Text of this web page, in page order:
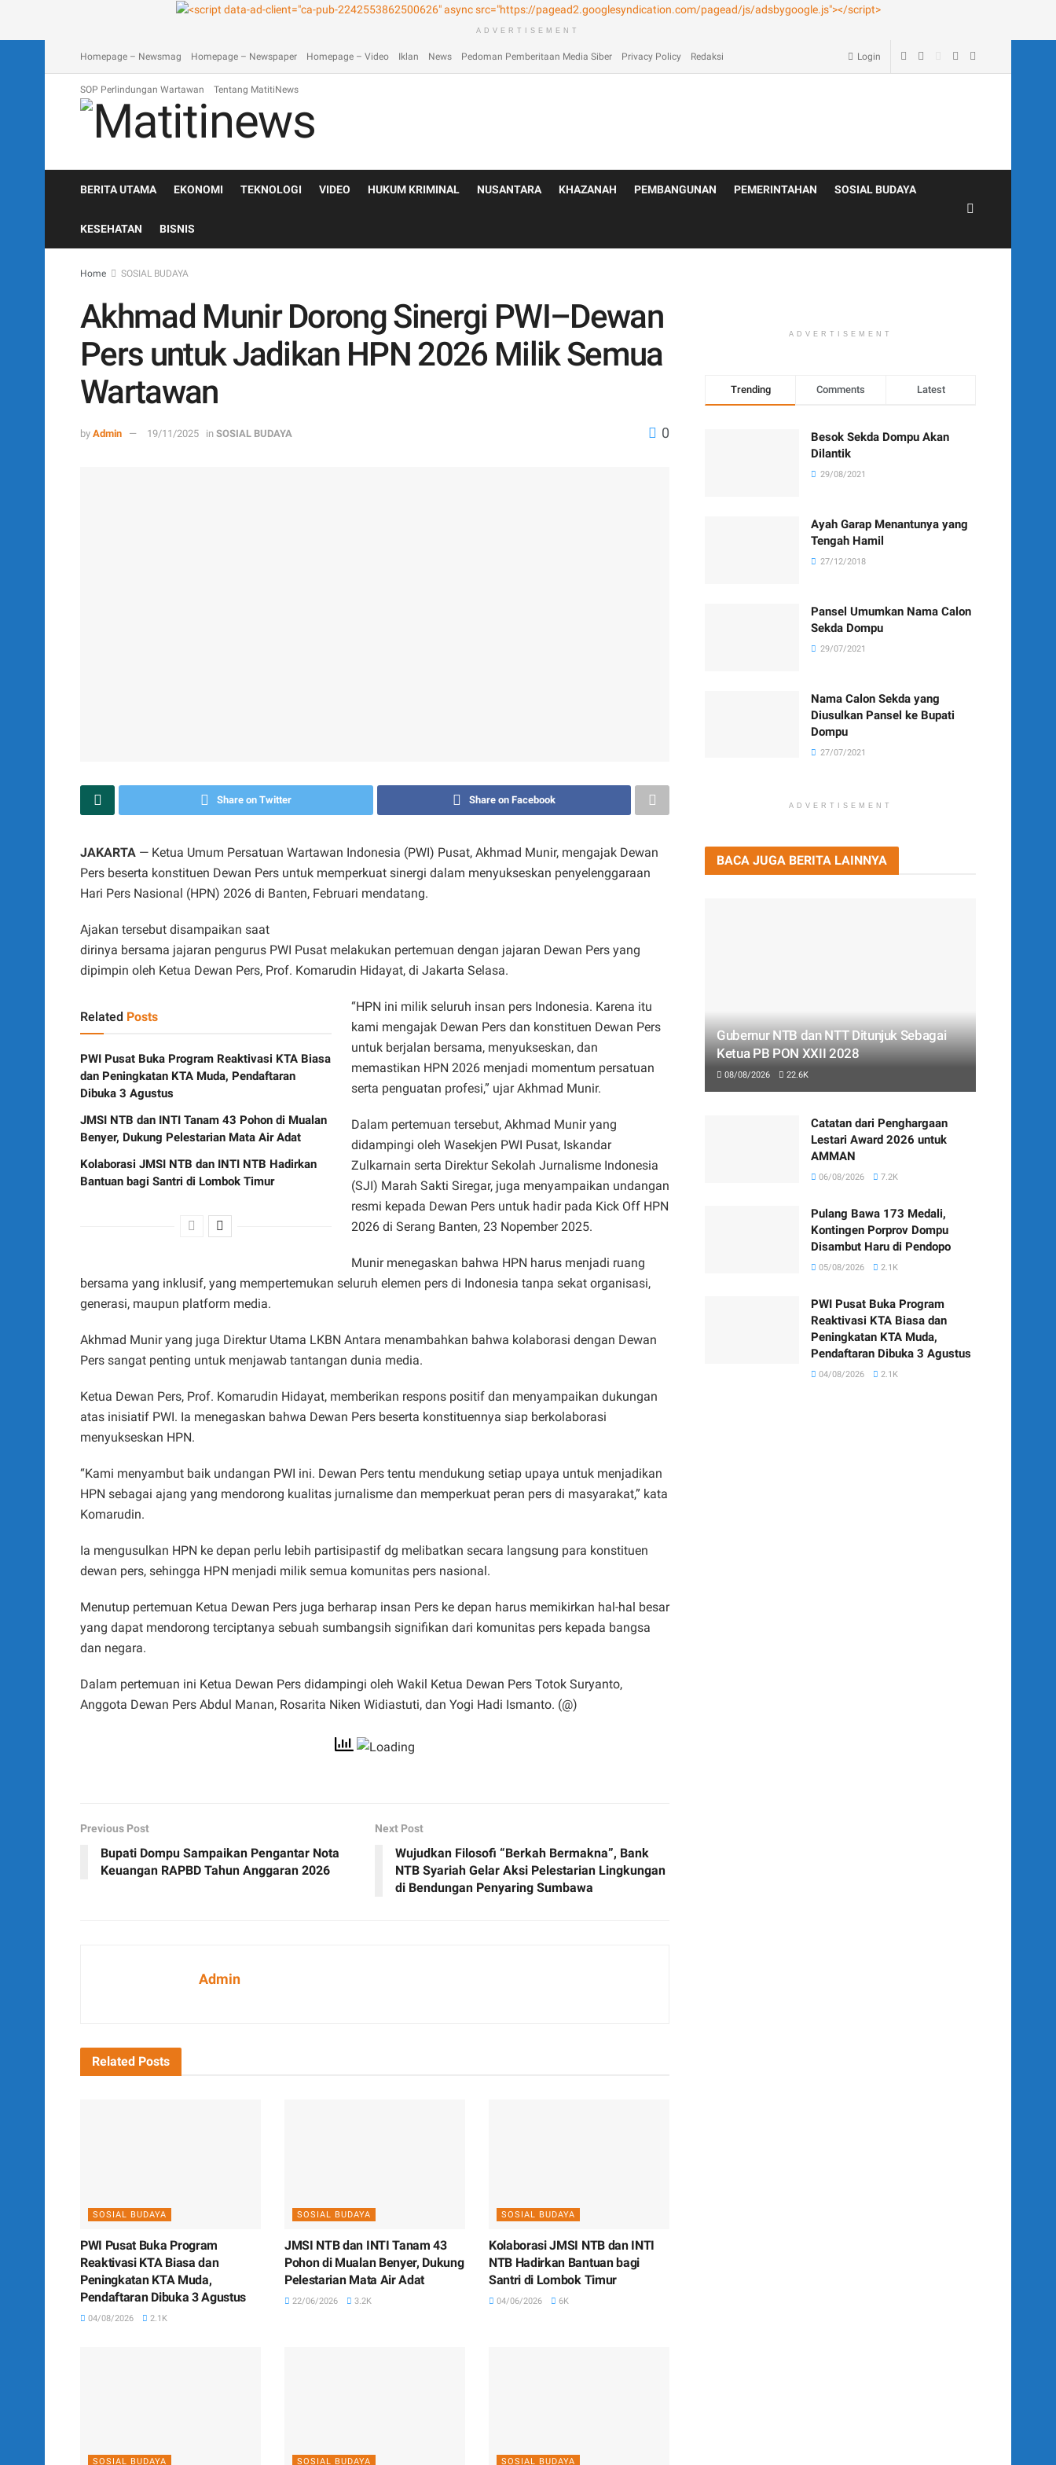
ADVERTISEMENT
Homepage – Newsmag Homepage – Newspaper Homepage – Video Iklan News Pedoman Pemberitaan Media Siber Privacy Policy Redaksi
SOP Perlindungan Wartawan Tentang MatitiNews
Login
BERITA UTAMA EKONOMI TEKNOLOGI VIDEO HUKUM KRIMINAL NUSANTARA KHAZANAH PEMBANGUNAN PEMERINTAHAN SOSIAL BUDAYA
KESEHATAN BISNIS
Home SOSIAL BUDAYA
Akhmad Munir Dorong Sinergi PWI–Dewan
Pers untuk Jadikan HPN 2026 Milik Semua
Wartawan
by Admin 19/11/2025 in SOSIAL BUDAYA 0
Share on Twitter Share on Facebook
JAKARTA — Ketua Umum Persatuan Wartawan Indonesia (PWI) Pusat, Akhmad Munir, mengajak Dewan
Pers beserta konstituen Dewan Pers untuk memperkuat sinergi dalam menyukseskan penyelenggaraan
Hari Pers Nasional (HPN) 2026 di Banten, Februari mendatang.
Ajakan tersebut disampaikan saat
dirinya bersama jajaran pengurus PWI Pusat melakukan pertemuan dengan jajaran Dewan Pers yang
dipimpin oleh Ketua Dewan Pers, Prof. Komarudin Hidayat, di Jakarta Selasa.
Related Posts
PWI Pusat Buka Program Reaktivasi KTA Biasa
dan Peningkatan KTA Muda, Pendaftaran
Dibuka 3 Agustus
JMSI NTB dan INTI Tanam 43 Pohon di Mualan
Benyer, Dukung Pelestarian Mata Air Adat
Kolaborasi JMSI NTB dan INTI NTB Hadirkan
Bantuan bagi Santri di Lombok Timur
“HPN ini milik seluruh insan pers Indonesia. Karena itu
kami mengajak Dewan Pers dan konstituen Dewan Pers
untuk berjalan bersama, menyukseskan, dan
memastikan HPN 2026 menjadi momentum persatuan
serta penguatan profesi,” ujar Akhmad Munir.
Dalam pertemuan tersebut, Akhmad Munir yang
didampingi oleh Wasekjen PWI Pusat, Iskandar
Zulkarnain serta Direktur Sekolah Jurnalisme Indonesia
(SJI) Marah Sakti Siregar, juga menyampaikan undangan
resmi kepada Dewan Pers untuk hadir pada Kick Off HPN
2026 di Serang Banten, 23 Nopember 2025.
Munir menegaskan bahwa HPN harus menjadi ruang
bersama yang inklusif, yang mempertemukan seluruh elemen pers di Indonesia tanpa sekat organisasi,
generasi, maupun platform media.
Akhmad Munir yang juga Direktur Utama LKBN Antara menambahkan bahwa kolaborasi dengan Dewan
Pers sangat penting untuk menjawab tantangan dunia media.
Ketua Dewan Pers, Prof. Komarudin Hidayat, memberikan respons positif dan menyampaikan dukungan
atas inisiatif PWI. Ia menegaskan bahwa Dewan Pers beserta konstituennya siap berkolaborasi
menyukseskan HPN.
“Kami menyambut baik undangan PWI ini. Dewan Pers tentu mendukung setiap upaya untuk menjadikan
HPN sebagai ajang yang mendorong kualitas jurnalisme dan memperkuat peran pers di masyarakat,” kata
Komarudin.
Ia mengusulkan HPN ke depan perlu lebih partisipastif dg melibatkan secara langsung para konstituen
dewan pers, sehingga HPN menjadi milik semua komunitas pers nasional.
Menutup pertemuan Ketua Dewan Pers juga berharap insan Pers ke depan harus memikirkan hal-hal besar
yang dapat mendorong terciptanya sebuah sumbangsih signifikan dari komunitas pers kepada bangsa
dan negara.
Dalam pertemuan ini Ketua Dewan Pers didampingi oleh Wakil Ketua Dewan Pers Totok Suryanto,
Anggota Dewan Pers Abdul Manan, Rosarita Niken Widiastuti, dan Yogi Hadi Ismanto. (@)
Previous Post
Bupati Dompu Sampaikan Pengantar Nota
Keuangan RAPBD Tahun Anggaran 2026
Next Post
Wujudkan Filosofi “Berkah Bermakna”, Bank
NTB Syariah Gelar Aksi Pelestarian Lingkungan
di Bendungan Penyaring Sumbawa
Admin
Related Posts
SOSIAL BUDAYA
PWI Pusat Buka Program
Reaktivasi KTA Biasa dan
Peningkatan KTA Muda,
Pendaftaran Dibuka 3 Agustus
04/08/2026 2.1K
SOSIAL BUDAYA
JMSI NTB dan INTI Tanam 43
Pohon di Mualan Benyer, Dukung
Pelestarian Mata Air Adat
22/06/2026 3.2K
SOSIAL BUDAYA
Kolaborasi JMSI NTB dan INTI
NTB Hadirkan Bantuan bagi
Santri di Lombok Timur
04/06/2026 6K
SOSIAL BUDAYA SOSIAL BUDAYA SOSIAL BUDAYA
ADVERTISEMENT
Trending Comments Latest
Besok Sekda Dompu Akan
Dilantik
29/08/2021
Ayah Garap Menantunya yang
Tengah Hamil
27/12/2018
Pansel Umumkan Nama Calon
Sekda Dompu
29/07/2021
Nama Calon Sekda yang
Diusulkan Pansel ke Bupati
Dompu
27/07/2021
ADVERTISEMENT
BACA JUGA BERITA LAINNYA
Gubernur NTB dan NTT Ditunjuk Sebagai
Ketua PB PON XXII 2028
08/08/2026 22.6K
Catatan dari Penghargaan
Lestari Award 2026 untuk
AMMAN
06/08/2026 7.2K
Pulang Bawa 173 Medali,
Kontingen Porprov Dompu
Disambut Haru di Pendopo
05/08/2026 2.1K
PWI Pusat Buka Program
Reaktivasi KTA Biasa dan
Peningkatan KTA Muda,
Pendaftaran Dibuka 3 Agustus
04/08/2026 2.1K